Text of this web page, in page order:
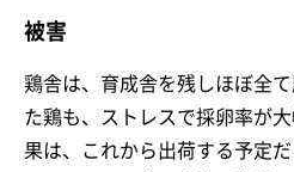
被害
鶏舎は、育成舎を残しほぼ全
た鶏も、ストレスで採卵率が
果は、これから出荷する予定